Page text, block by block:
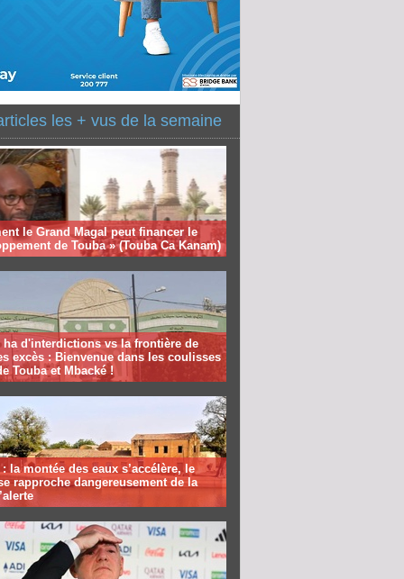
les + vus de la semaine
le Grand Magal peut financer le
de Touba » (Touba Ca Kanam)
ha d'interdictions vs la frontière de
excès : Bienvenue dans les coulisses
Touba et Mbacké !
la montée des eaux s’accélère, le
rapproche dangereusement de la